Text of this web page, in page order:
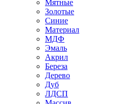
Мятные
Золотые
Синие
Материал
МДФ
Эмаль
Акрил
Береза
Дерево
Дуб
ЛДСП